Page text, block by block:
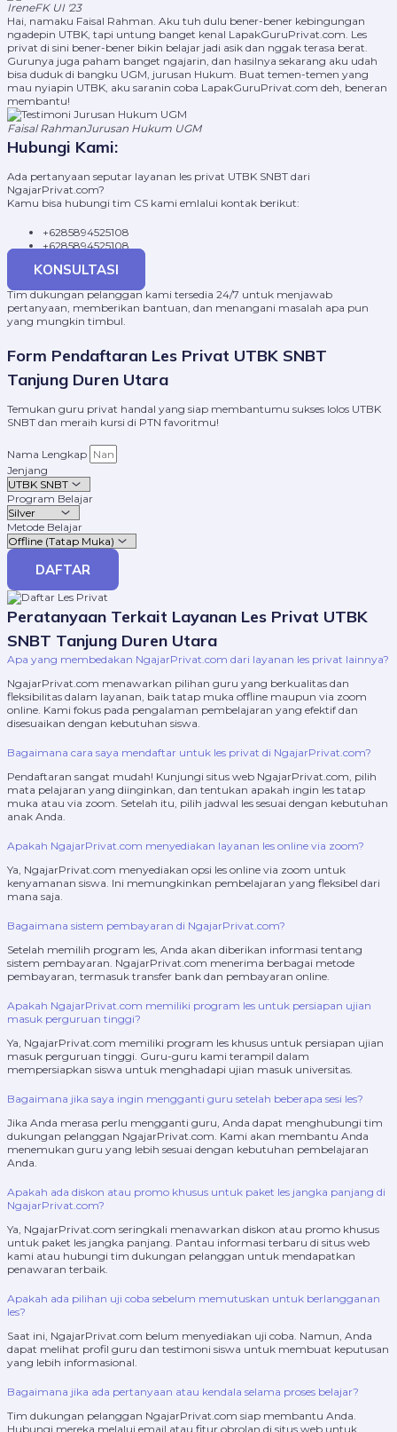
IreneFK UI '23
Hai, namaku Faisal Rahman. Aku tuh dulu bener-bener kebingungan
ngadepin UTBK, tapi untung banget kenal LapakGuruPrivat.com. Les
privat di sini bener-bener bikin belajar jadi asik dan nggak terasa berat.
Gurunya juga paham banget ngajarin, dan hasilnya sekarang aku udah
bisa duduk di bangku UGM, jurusan Hukum. Buat temen-temen yang
mau nyiapin UTBK, aku saranin coba LapakGuruPrivat.com deh, beneran
membantu!
Faisal RahmanJurusan Hukum UGM
Hubungi Kami:
Ada pertanyaan seputar layanan les privat UTBK SNBT dari
NgajarPrivat.com?
Kamu bisa hubungi tim CS kami emlalui kontak berikut:
+6285894525108
+6285894525108
KONSULTASI
Tim dukungan pelanggan kami tersedia 24/7 untuk menjawab
pertanyaan, memberikan bantuan, dan menangani masalah apa pun
yang mungkin timbul.
Form Pendaftaran Les Privat UTBK SNBT
Tanjung Duren Utara
Temukan guru privat handal yang siap membantumu sukses lolos UTBK
SNBT dan meraih kursi di PTN favoritmu!
Nama Lengkap
Jenjang
Program Belajar
Metode Belajar
DAFTAR
Peratanyaan Terkait Layanan Les Privat UTBK
SNBT Tanjung Duren Utara
Apa yang membedakan NgajarPrivat.com dari layanan les privat lainnya?
NgajarPrivat.com menawarkan pilihan guru yang berkualitas dan
fleksibilitas dalam layanan, baik tatap muka offline maupun via zoom
online. Kami fokus pada pengalaman pembelajaran yang efektif dan
disesuaikan dengan kebutuhan siswa.
Bagaimana cara saya mendaftar untuk les privat di NgajarPrivat.com?
Pendaftaran sangat mudah! Kunjungi situs web NgajarPrivat.com, pilih
mata pelajaran yang diinginkan, dan tentukan apakah ingin les tatap
muka atau via zoom. Setelah itu, pilih jadwal les sesuai dengan kebutuhan
anak Anda.
Apakah NgajarPrivat.com menyediakan layanan les online via zoom?
Ya, NgajarPrivat.com menyediakan opsi les online via zoom untuk
kenyamanan siswa. Ini memungkinkan pembelajaran yang fleksibel dari
mana saja.
Bagaimana sistem pembayaran di NgajarPrivat.com?
Setelah memilih program les, Anda akan diberikan informasi tentang
sistem pembayaran. NgajarPrivat.com menerima berbagai metode
pembayaran, termasuk transfer bank dan pembayaran online.
Apakah NgajarPrivat.com memiliki program les untuk persiapan ujian
masuk perguruan tinggi?
Ya, NgajarPrivat.com memiliki program les khusus untuk persiapan ujian
masuk perguruan tinggi. Guru-guru kami terampil dalam
mempersiapkan siswa untuk menghadapi ujian masuk universitas.
Bagaimana jika saya ingin mengganti guru setelah beberapa sesi les?
Jika Anda merasa perlu mengganti guru, Anda dapat menghubungi tim
dukungan pelanggan NgajarPrivat.com. Kami akan membantu Anda
menemukan guru yang lebih sesuai dengan kebutuhan pembelajaran
Anda.
Apakah ada diskon atau promo khusus untuk paket les jangka panjang di
NgajarPrivat.com?
Ya, NgajarPrivat.com seringkali menawarkan diskon atau promo khusus
untuk paket les jangka panjang. Pantau informasi terbaru di situs web
kami atau hubungi tim dukungan pelanggan untuk mendapatkan
penawaran terbaik.
Apakah ada pilihan uji coba sebelum memutuskan untuk berlangganan
les?
Saat ini, NgajarPrivat.com belum menyediakan uji coba. Namun, Anda
dapat melihat profil guru dan testimoni siswa untuk membuat keputusan
yang lebih informasional.
Bagaimana jika ada pertanyaan atau kendala selama proses belajar?
Tim dukungan pelanggan NgajarPrivat.com siap membantu Anda.
Hubungi mereka melalui email atau fitur obrolan di situs web untuk